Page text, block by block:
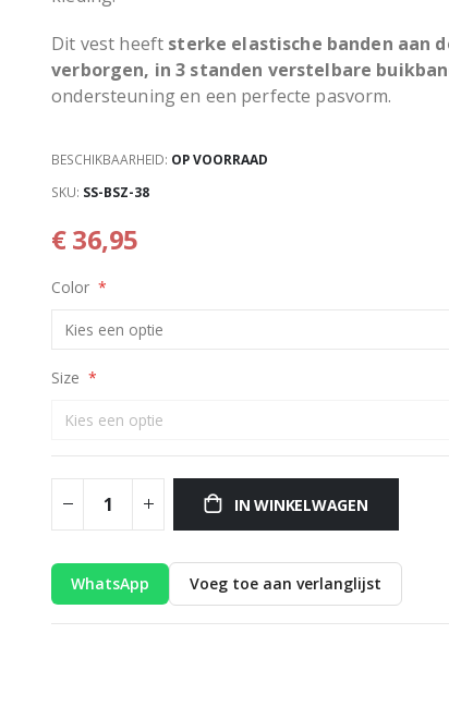
€ 36,95
Dit vest heeft sterke elastische banden aan
verborgen, in 3 standen verstelbare
ondersteuning en een perfecte pasvorm.
BESCHIKBAARHEID: OP VOORRAAD
SKU SS-BSZ-38
Color
Size
IN WINKELWAGEN
WhatsApp Voeg toe aan verlanglijst